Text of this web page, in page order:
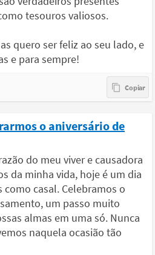
tesouros valiosos.
quero ser feliz ao seu lado, e
e para sempre!
o aniversário de
do meu viver e causadora
da minha vida, hoje é um dia
casal. Celebramos o
um passo muito
almas em uma só. Nunca
naquela ocasião tão